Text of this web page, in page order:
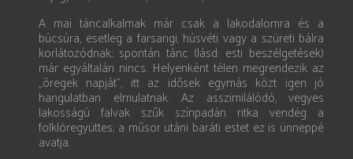
A mai táncalkalmak már csak a lakodalomra és a
búcsúra, esetleg a farsangi, húsvéti vagy a szüreti bálra
korlátozódnak; spontán tánc (lásd: esti beszélgetések)
már egyáltalán nincs. Helyenként télen megrendezik az
„öregek napját”, itt az idősek egymás közt igen jó
hangulatban elmulatnak. Az asszimilálódó, vegyes
lakosságú falvak szűk színpadán ritka vendég a
folklóregyüttes; a műsor utáni baráti estet ez is ünneppé
avatja.